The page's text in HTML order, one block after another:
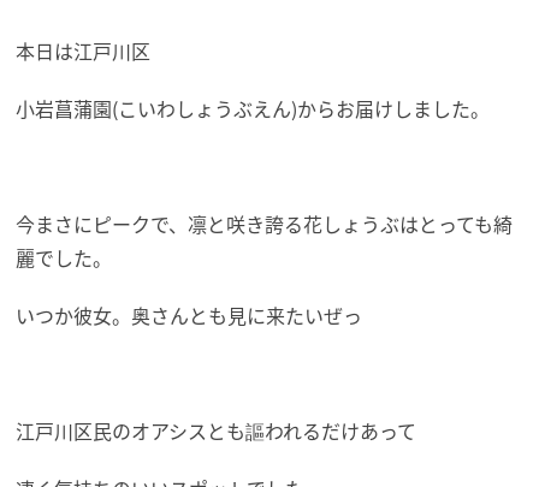
本日は江戸川区
小岩菖蒲園(こいわしょうぶえん)からお届けしました。
今まさにピークで、凛と咲き誇る花しょうぶはとっても綺
麗でした。
いつか彼女。奥さんとも見に来たいぜっ
江戸川区民のオアシスとも謳われるだけあって